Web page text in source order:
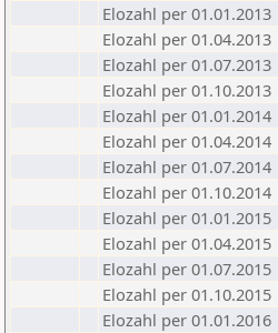
Elozahl per 01.01.2013
Elozahl per 01.04.2013
Elozahl per 01.07.2013
Elozahl per 01.10.2013
Elozahl per 01.01.2014
Elozahl per 01.04.2014
Elozahl per 01.07.2014
Elozahl per 01.10.2014
Elozahl per 01.01.2015
Elozahl per 01.04.2015
Elozahl per 01.07.2015
Elozahl per 01.10.2015
Elozahl per 01.01.2016